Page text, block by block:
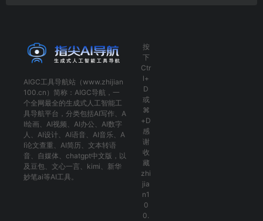
AIGC工具导航站（www.zhijian
100.cn）简称： AIGC导航 ，一
个全网最全的生成式人工智能工
具导航平台，分类包括AI写作 、 A
I绘画 、 AI视频 、 AI办公 、 AI数字
人 、 AI设计、 AI语音、 AI音乐、 A
I论文查重 、 AI简历 、 文本转语
音、 自媒体 、 chatgpt中文版 ，以
及 豆包、 文心一言 、 kimi 、 新华
妙笔ai等AI工具。
按
下
Ctr
l+
D
或
⌘
+D
感
谢
收
藏
zhi
jia
n1
0
0.